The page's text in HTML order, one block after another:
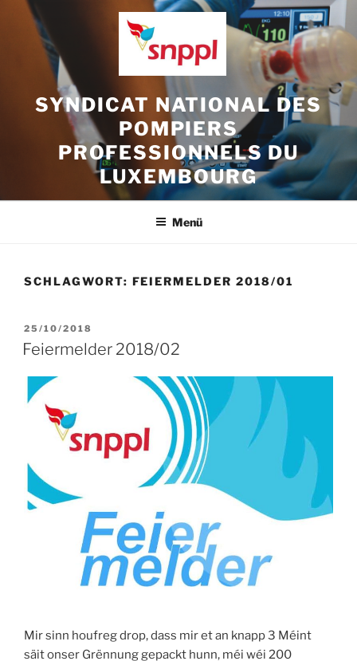
springen
SYNDICAT NATIONAL DES
POMPIERS
PROFESSIONNELS DU
LUXEMBOURG
Menü
SCHLAGWORT: FEIERMELDER 2018/01
VERÖFFENTLICHT
AM
25/10/2018
Feiermelder 2018/02
Mir sinn houfreg drop, dass mir et an knapp 3 Méint
säit onser Grënnung gepackt hunn, méi wéi 200